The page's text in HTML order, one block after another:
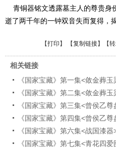
青铜器铭文透露墓主人的尊贵身
逝了两千年的一钟双音失而复得，
【打印 】 【复制链接】【
相关链接
《国家宝藏》第一集<敛金葬
《国家宝藏》第二集<敛金葬
《国家宝藏》第三集<曾侯乙尊
《国家宝藏》第四集<曾侯乙尊
《国家宝藏》第六集<战国漆器
《国家宝藏》第七集<青花四爱